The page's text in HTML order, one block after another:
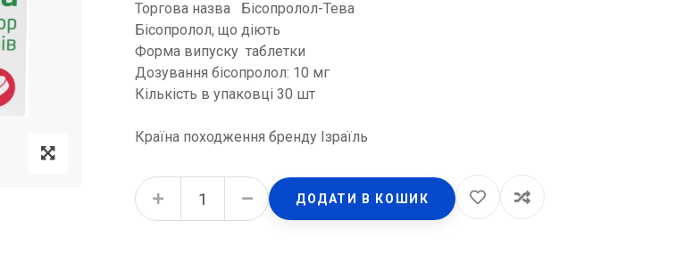
Торгова назва Бісопролол-Тева
Бісопролол, що діють
Форма випуску таблетки
Дозування бісопролол: 10 мг
Кількість в упаковці 30 шт
Країна походження бренду Ізраїль
Бісопролол-Тева таблетки по 10 мг №30 (10х3) quantity
ДОДАТИ В КОШИК